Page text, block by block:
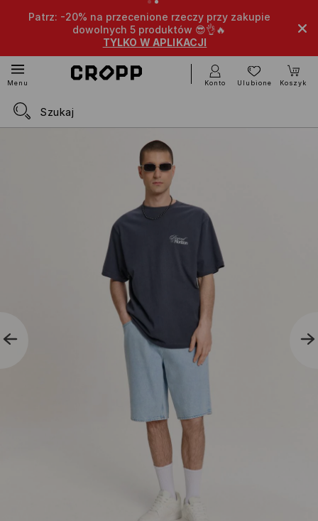
Patrz: -20% na przecenione rzeczy przy zakupie
dowolnych 5 produktów 😎👌🔥
TYLKO W APLIKACJI
Menu Konto Ulubione Koszyk